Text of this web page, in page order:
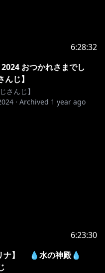
179128757329980
6:28:32
おつかれさまでし
じ】
さんじ】
· Archived 1 year ago
6:23:30
リナ】 💧水の神殿💧